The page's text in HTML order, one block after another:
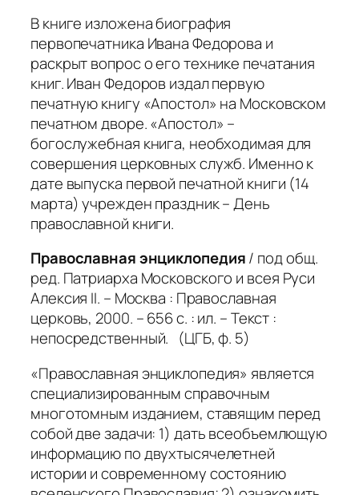
В книге изложена биография
первопечатника Ивана Федорова и
раскрыт вопрос о его технике печатания
книг. Иван Федоров издал первую
печатную книгу «Апостол» на Московском
печатном дворе. «Апостол» –
богослужебная книга, необходимая для
совершения церковных служб. Именно к
дате выпуска первой печатной книги (14
марта) учрежден праздник – День
православной книги.
Православная энциклопедия/ под общ.
ред. Патриарха Московского и всея Руси
Алексия II. – Москва : Православная
церковь, 2000. – 656 с. : ил. – Текст :
непосредственный. (ЦГБ, ф. 5)
«Православная энциклопедия» является
специализированным справочным
многотомным изданием, ставящим перед
собой две задачи: 1) дать всеобъемлющую
информацию по двухтысячелетней
истории и современному состоянию